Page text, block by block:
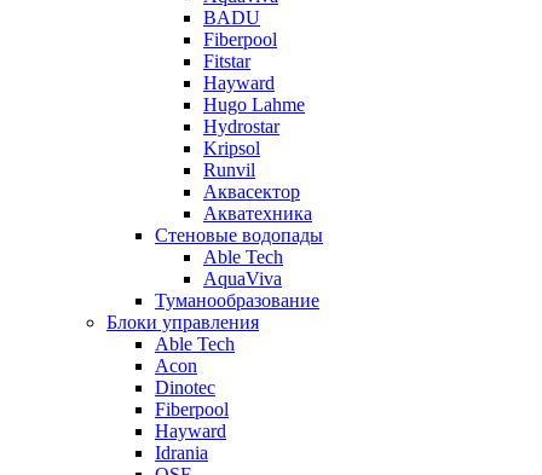
BADU
Fiberpool
Fitstar
Hayward
Hugo Lahme
Hydrostar
Kripsol
Runvil
Аквасектор
Акватехника
Стеновые водопады
Able Tech
AquaViva
Туманообразование
Блоки управления
Able Tech
Acon
Dinotec
Fiberpool
Hayward
Idrania